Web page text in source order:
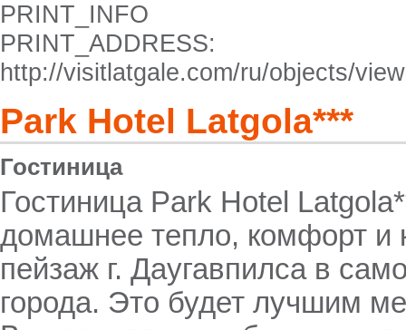
PRINT_INFO
PRINT_ADDRESS:
http://visitlatgale.com/ru/objects/
Park Hotel Latgola***
Гостиница
Гостиница Park Hotel
домашнее тепло, комфорт и
пейзаж г. Даугавпилса в
города. Это будет лучшим